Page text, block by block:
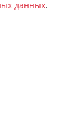
данных.